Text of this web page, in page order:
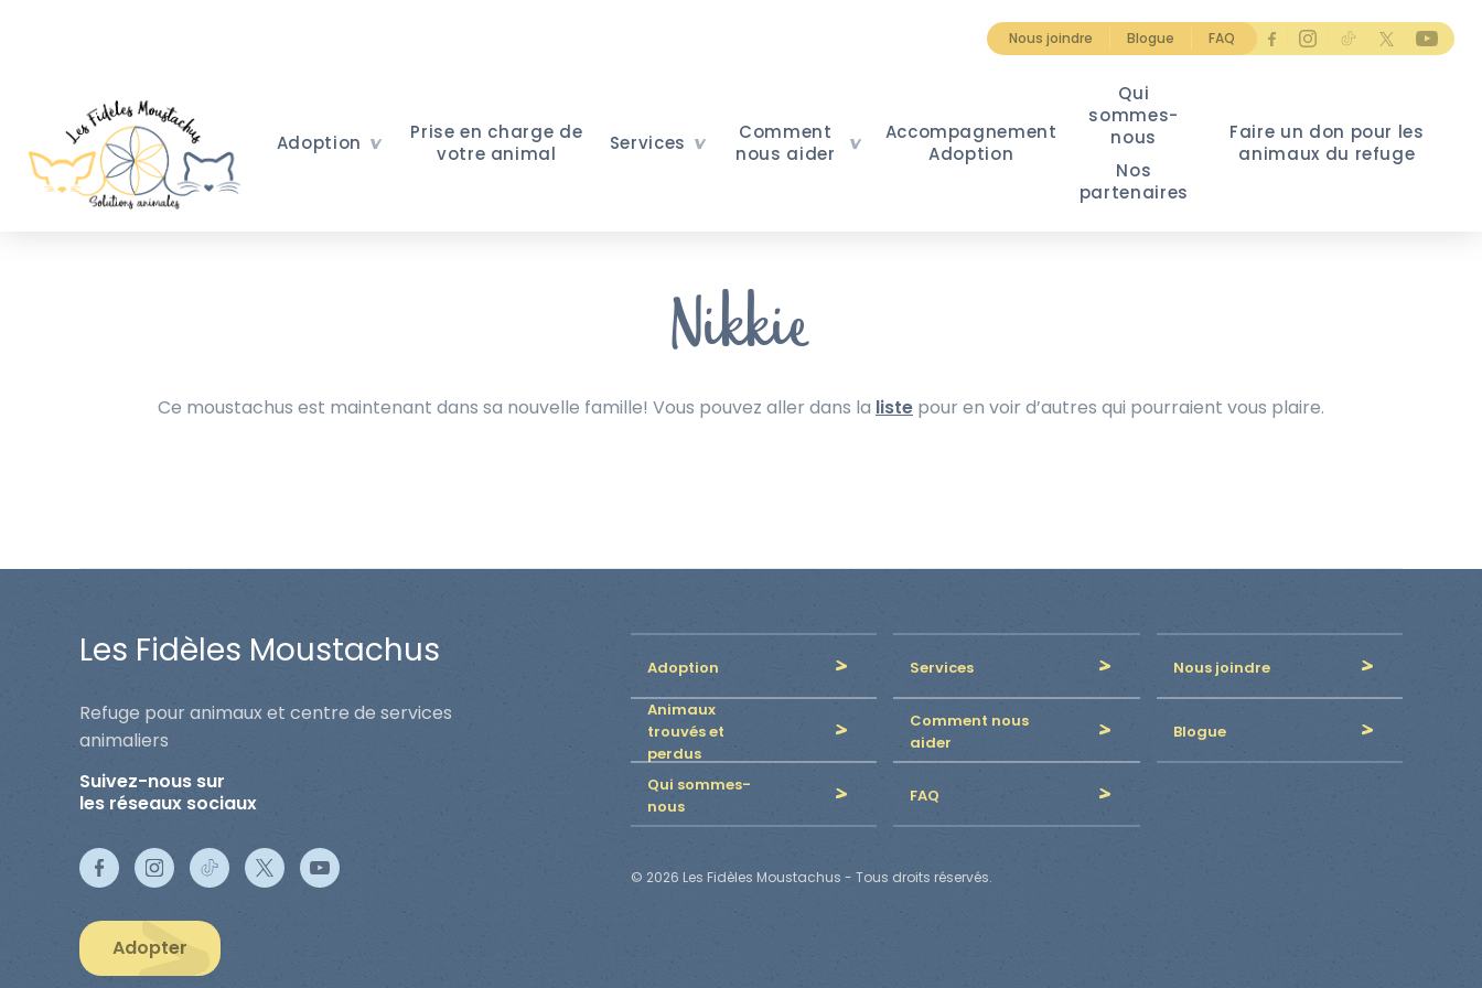
Nous joindre Blogue FAQ
Adoption
Prise en charge de
votre animal
Services
Comment
nous aider
Accompagnement
Adoption
Qui
sommes-
nous
Nos
partenaires
Faire un don pour les
animaux du refuge
Nikkie
Ce moustachus est maintenant dans sa nouvelle famille! Vous pouvez aller dans la liste pour en voir d’autres qui pourraient vous plaire.
Les Fidèles Moustachus
Refuge pour animaux et centre de services
animaliers
Suivez-nous sur
les réseaux sociaux
Adopter
Adoption Services
Nous joindre
Animaux
trouvés et
perdus
Comment nous
aider
Blogue
Qui sommes-
nous
FAQ
© 2026 Les Fidèles Moustachus - Tous droits réservés.